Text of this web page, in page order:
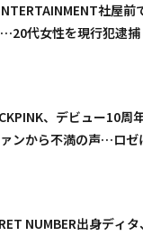
社屋前
代女性を現行犯逮捕
、デビュー10周
ンから不満の声…ロゼ
NUMBER出身ディ